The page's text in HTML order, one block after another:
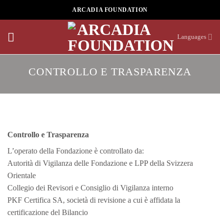
to
ARCADIA FOUNDATION
Languages
CONTROLLO E TRASPARENZA
Controllo e Trasparenza
L’operato della Fondazione è controllato da:
Autorità di Vigilanza delle Fondazione e LPP della Svizzera
Orientale
Collegio dei Revisori e Consiglio di Vigilanza interno
PKF Certifica SA, società di revisione a cui è affidata la
certificazione del Bilancio